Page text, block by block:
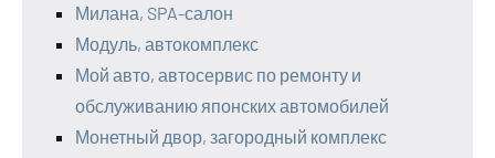
Милана, SPA-салон
Модуль, автокомплекс
Мой авто, автосервис по ремонту и
обслуживанию японских автомобилей
Монетный двор, загородный комплекс